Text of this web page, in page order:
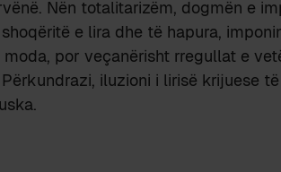
Nën totalitarizëm, dogmën e
e lira dhe të hapura,
por veçanërisht rregullat e
iluzioni i lirisë krijuese